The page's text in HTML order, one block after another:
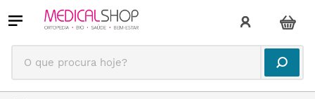
O que procura hoje?